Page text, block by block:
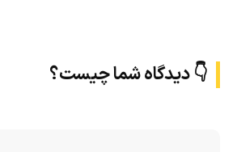
👇 دیدگاه شما چیست؟